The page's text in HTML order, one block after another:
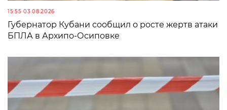
15:55 03.08.2026
Губернатор Кубани сообщил о росте жертв атаки
БПЛА в Архипо-Осиповке